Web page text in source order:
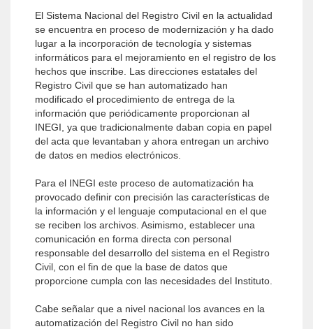
El Sistema Nacional del Registro Civil en la actualidad
se encuentra en proceso de modernización y ha dado
lugar a la incorporación de tecnología y sistemas
informáticos para el mejoramiento en el registro de los
hechos que inscribe. Las direcciones estatales del
Registro Civil que se han automatizado han
modificado el procedimiento de entrega de la
información que periódicamente proporcionan al
INEGI, ya que tradicionalmente daban copia en papel
del acta que levantaban y ahora entregan un archivo
de datos en medios electrónicos.
Para el INEGI este proceso de automatización ha
provocado definir con precisión las características de
la información y el lenguaje computacional en el que
se reciben los archivos. Asimismo, establecer una
comunicación en forma directa con personal
responsable del desarrollo del sistema en el Registro
Civil, con el fin de que la base de datos que
proporcione cumpla con las necesidades del Instituto.
Cabe señalar que a nivel nacional los avances en la
automatización del Registro Civil no han sido